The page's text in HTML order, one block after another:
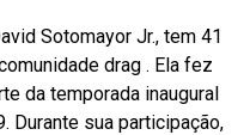
Sotomayor Jr., tem 41
drag . Ela fez
da temporada inaugural
Durante sua participação,